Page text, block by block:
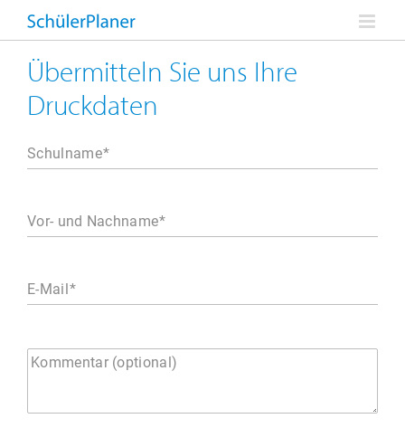
Zum
Inhalt
springenÜbermitteln Sie uns Ihre
Druckdaten
Schulname
Vor- und Nachname
E-Mail
Kommentar (optional)